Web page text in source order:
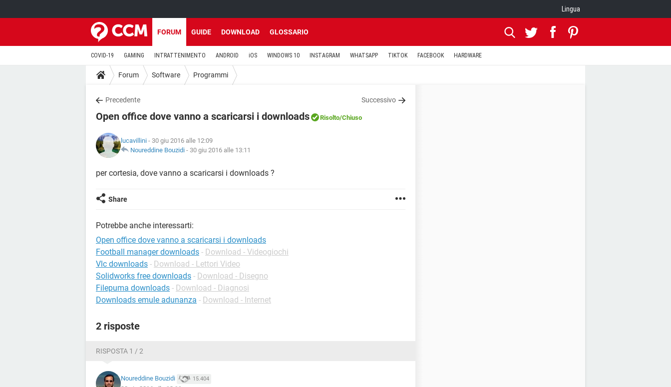
Lingua
FORUM GUIDE DOWNLOAD GLOSSARIO
COVID-19 GAMING INTRATTENIMENTO ANDROID iOS WINDOWS 10 INSTAGRAM WHATSAPP TIKTOK FACEBOOK HARDWARE
Forum Software Programmi
Precedente Successivo
Open office dove vanno a scaricarsi i downloads Risolto/Chiuso
lucavillini - 30 giu 2016 alle 12:09
Noureddine Bouzidi - 30 giu 2016 alle 13:11
per cortesia, dove vanno a scaricarsi i downloads ?
Share
Potrebbe anche interessarti:
Open office dove vanno a scaricarsi i downloads
Football manager downloads - Download - Videogiochi
Vlc downloads - Download - Lettori Video
Solidworks free downloads - Download - Disegno
Filepuma downloads - Download - Diagnosi
Downloads emule adunanza - Download - Internet
2 risposte
RISPOSTA 1 / 2
Noureddine Bouzidi 15.404